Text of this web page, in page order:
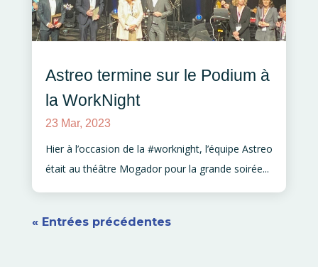
Astreo termine sur le Podium à
la WorkNight
23 Mar, 2023
Hier à l’occasion de la #worknight, l’équipe Astreo
était au théâtre Mogador pour la grande soirée...
« Entrées précédentes